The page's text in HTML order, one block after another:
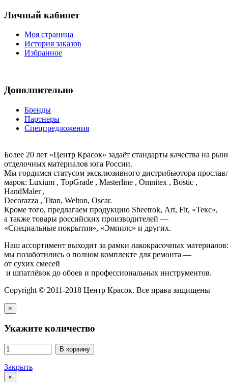
Личный кабинет
Моя страница
История заказов
Избранное
Дополнительно
Бренды
Партнеры
Спецпредложения
Более 20 лет «Центр Красок» задаёт стандарты качества на
отделочных материалов юга России.
Мы гордимся статусом эксклюзивного дистрибьютора
марок: Luxium , TopGrade , Masterline , Omnitex , Bostic ,
HandMaler ,
Decorazza , Titan, Welton, Oscar.
Кроме того, предлагаем продукцию Sheetrok, Art, Fit, «Текс»,
а также товары российских производителей —
«Специальные покрытия», «Эмпилс» и других.
Наш ассортимент выходит за рамки лакокрасочных
мы позаботились о полном комплекте для ремонта —
от сухих смесей
и шпатлёвок до обоев и профессиональных инструментов.
Copyright © 2011-2018 Центр Красок. Все права защищены
×
Укажите количество
В корзину
Закрыть
×